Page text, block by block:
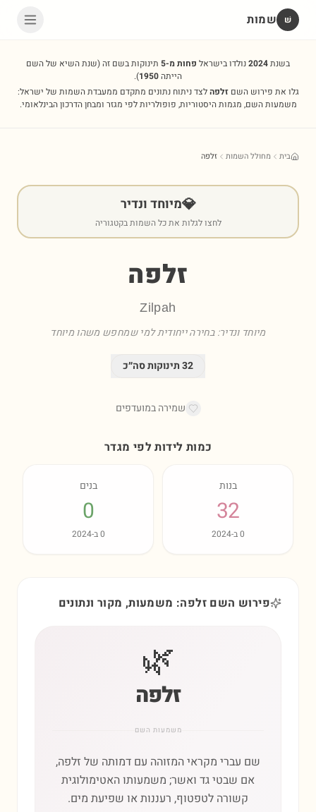
שׁ שמות
בשנת2024נולדו בישראל פחות מ-5 תינוקות בשם זה(שנת השיא של השם
הייתה1950
).
גלו את פירוש השםזלפהלצד ניתוח נתונים מתקדם ממעבדת השמות של ישראל:
משמעות השם, מגמות היסטוריות, פופולריות לפי מגזר ומבחן הדרכון הבינלאומי.
בית מחולל השמות זלפה
💎מיוחד ונדיר
לחצו לגלות את כל השמות בקטגוריה
זלפה
Zilpah
מיוחד ונדיר: בחירה ייחודית למי שמחפש משהו מיוחד
32תינוקות סה״כ
שמירה במועדפים
כמות לידות לפי מגדר
בנות
32
0ב-2024
בנים
0
0ב-2024
פירוש השם זלפה: משמעות, מקור ונתונים
🌿
זלפה
משמעות השם
שם עברי מקראי המזוהה עם דמותה של זלפה,
אם שבטי גד ואשר; משמעותו האטימולוגית
קשורה לטפטוף, רעננות או שפיעת מים.